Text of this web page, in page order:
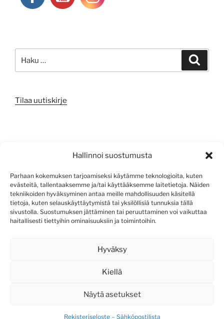
Hallinnoi suostumusta
Parhaan kokemuksen tarjoamiseksi käytämme teknologioita, kuten
evästeitä, tallentaaksemme ja/tai käyttääksemme laitetietoja. Näiden
tekniikoiden hyväksyminen antaa meille mahdollisuuden käsitellä
tietoja, kuten selauskäyttäytymistä tai yksilöllisiä tunnuksia tällä
sivustolla. Suostumuksen jättäminen tai peruuttaminen voi vaikuttaa
haitallisesti tiettyihin ominaisuuksiin ja toimintoihin.
Hyväksy
Kiellä
Näytä asetukset
Rekisteriseloste – Sähköpostilista
Tilaa uutiskirje
Sisältösyöte
Kommenttisyöte